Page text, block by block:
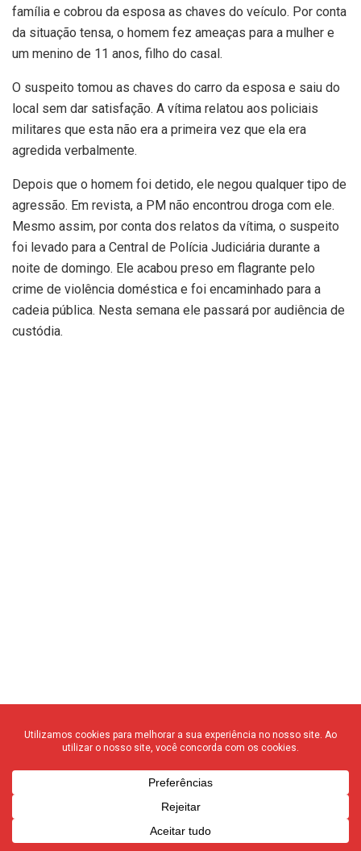
família e cobrou da esposa as chaves do veículo. Por conta
da situação tensa, o homem fez ameaças para a mulher e
um menino de 11 anos, filho do casal.
O suspeito tomou as chaves do carro da esposa e saiu do
local sem dar satisfação. A vítima relatou aos policiais
militares que esta não era a primeira vez que ela era
agredida verbalmente.
Depois que o homem foi detido, ele negou qualquer tipo de
agressão. Em revista, a PM não encontrou droga com ele.
Mesmo assim, por conta dos relatos da vítima, o suspeito
foi levado para a Central de Polícia Judiciária durante a
noite de domingo. Ele acabou preso em flagrante pelo
crime de violência doméstica e foi encaminhado para a
cadeia pública. Nesta semana ele passará por audiência de
custódia.